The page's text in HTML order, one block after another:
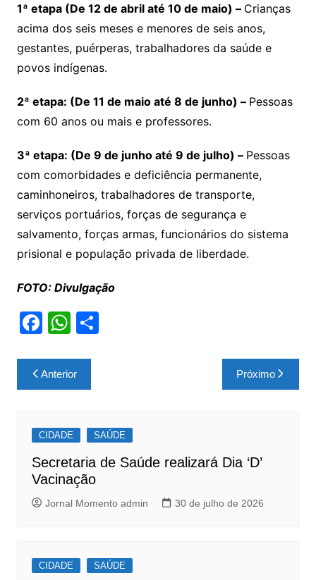
1ª etapa (De 12 de abril até 10 de maio) – Crianças
acima dos seis meses e menores de seis anos,
gestantes, puérperas, trabalhadores da saúde e
povos indígenas.
2ª etapa: (De 11 de maio até 8 de junho) – Pessoas
com 60 anos ou mais e professores.
3ª etapa: (De 9 de junho até 9 de julho) – Pessoas
com comorbidades e deficiência permanente,
caminhoneiros, trabalhadores de transporte,
serviços portuários, forças de segurança e
salvamento, forças armas, funcionários do sistema
prisional e população privada de liberdade.
FOTO: Divulgação
F
c
e
o
o
k
W
at
s
p
p
S
Navegação
de
Anterior Próximo
CIDADE SAÚDE
Secretaria de Saúde realizará Dia ‘D’
Vacinação
Jornal Momento admin 30 de julho de 2026
CIDADE SAÚDE